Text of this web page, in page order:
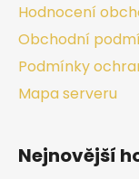
Hodnocení
Obchodní
Podmínky
Mapa serveru
Nejnovější